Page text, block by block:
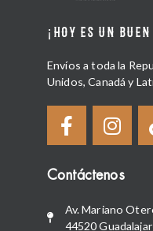
¡HOY ES UN
Envíos a toda la
Unidos, Canadá y
Contáctenos
Av. Mariano
44520